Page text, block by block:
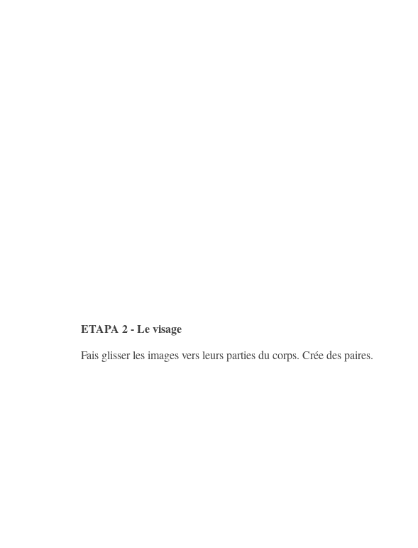
ETAPA 2 - Le visage
Fais glisser les images vers leurs parties du corps. Crée des paires.